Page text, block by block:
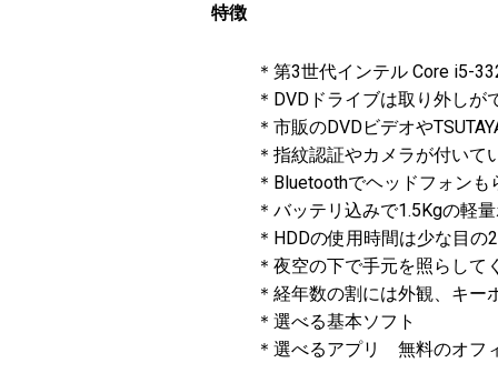
特徴
＊第3世代インテル Core i5-
＊DVDドライブは取り外し
＊市販のDVDビデオや
＊指紋認証やカメラが付いて
＊Bluetoothでヘッドフォンも
＊バッテリ込みで1.5Kgの軽
＊HDDの使用時間は少な目の
＊夜空の下で手元を照らして
＊経年数の割には外観、キー
＊選べる基本ソフト
＊選べるアプリ 無料のオフ